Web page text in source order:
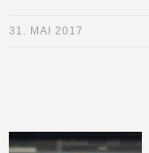
31. MAI 2017